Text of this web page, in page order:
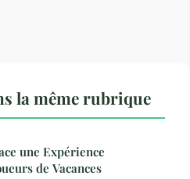
la même rubrique
une Expérience
de Vacances